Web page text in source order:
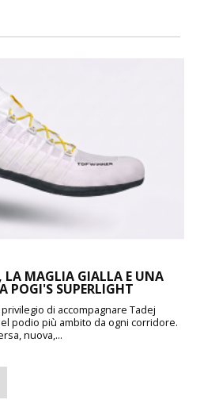
LA MAGLIA GIALLA E UNA
POGI'S SUPERLIGHT
di accompagnare Tadej
podio più ambito da ogni corridore.
nuova,...